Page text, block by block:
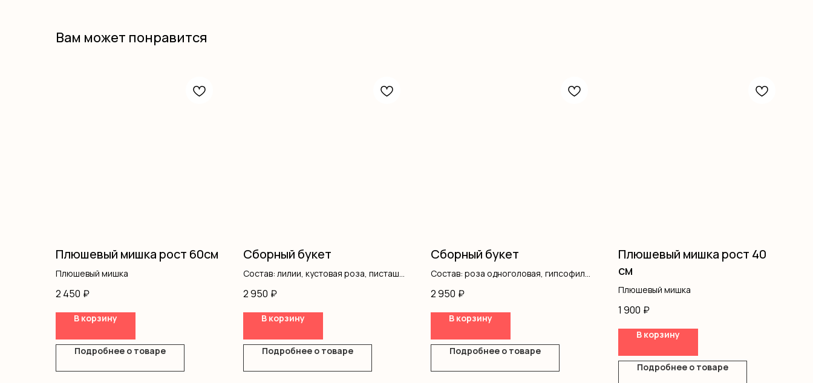
Вам может понравится
Плюшевый мишка рост 60см
Плюшевый мишка
2 450 ₽
В корзину
Подробнее о товаре
Сборный букет
Состав: лилии, кустовая роза, писташ,
2 950 ₽
В корзину
Подробнее о товаре
Сборный букет
Состав: роза одноголовая, гипсофила,
2 950 ₽
В корзину
Подробнее о товаре
Плюшевый мишка рост 40
см
Плюшевый мишка
1 900 ₽
В корзину
Подробнее о товаре